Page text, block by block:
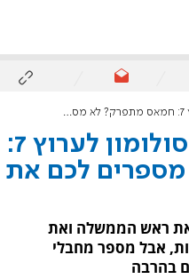
תא"ל (במיל') אורן סולומון לערוץ 7:
לכם את
ראש הממשלה ואת
אבל מספר מחבלי
בהרבה